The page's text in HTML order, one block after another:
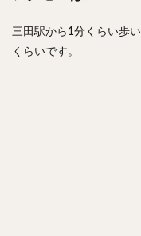
三田駅から1分くらい歩
くらいです。